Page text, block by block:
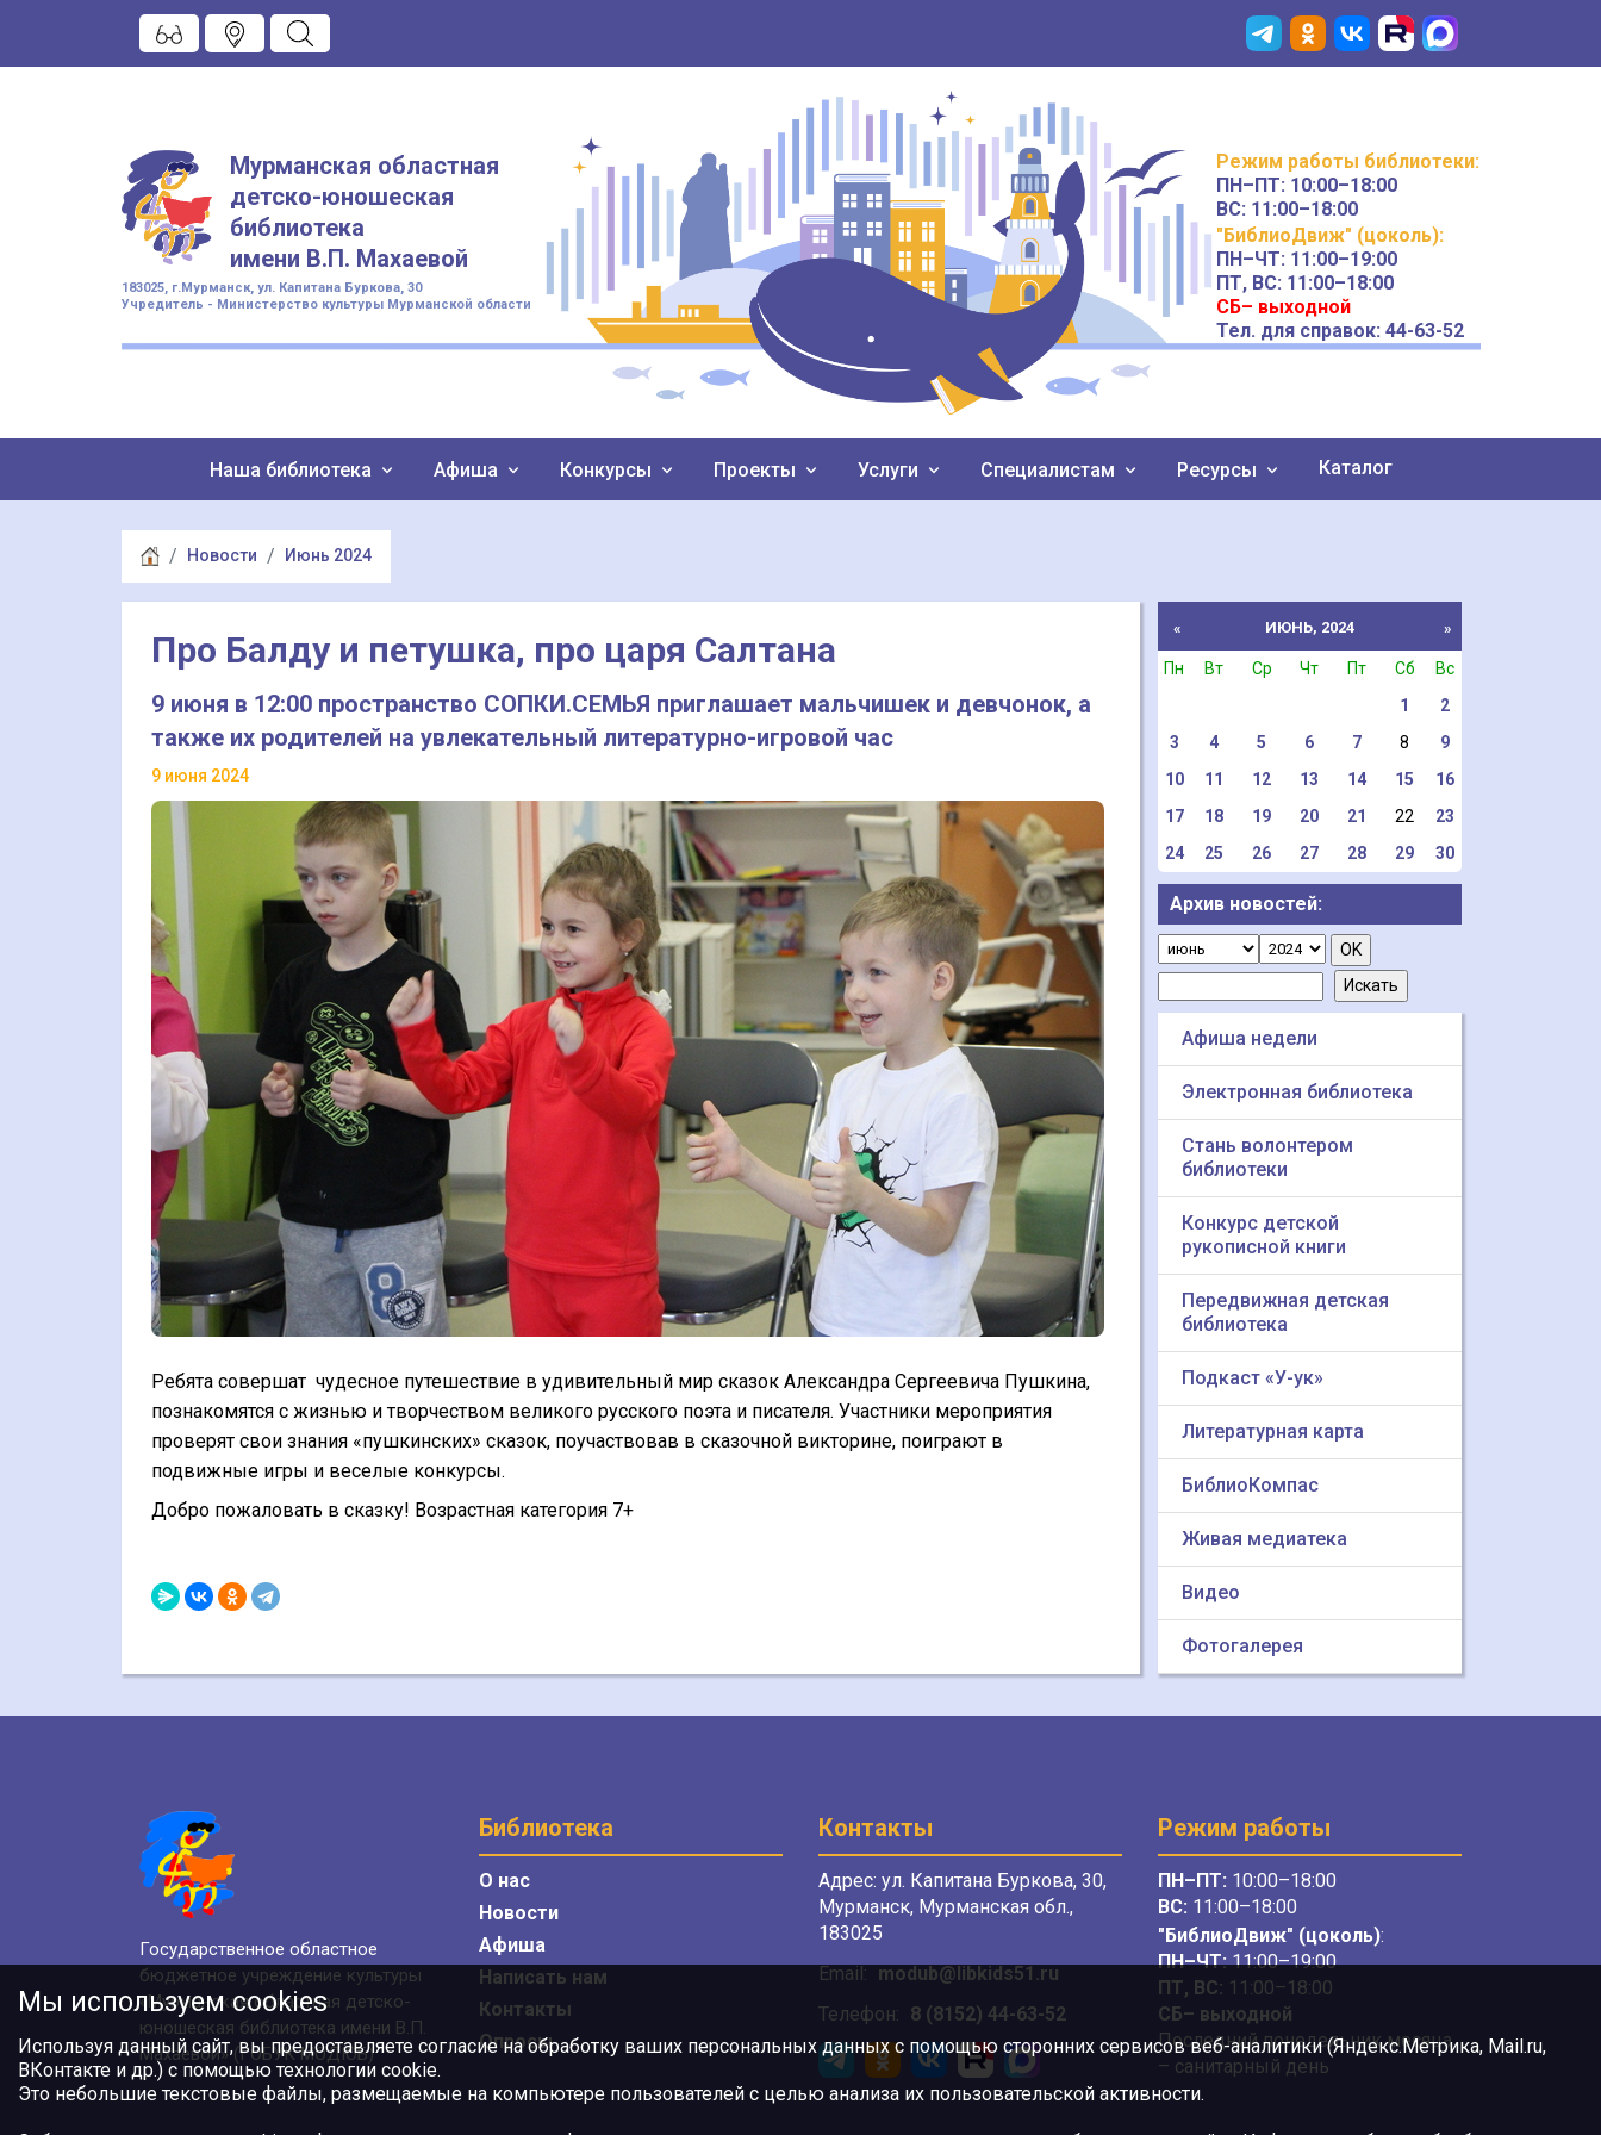
Мурманская областная
детско-юношеская
библиотека
имени В.П. Махаевой
183025, г.Мурманск, ул. Капитана Буркова, 30
Учредитель - Министерство культуры Мурманской области
Режим работы библиотеки:
ПН–ПТ: 10:00–18:00
ВС: 11:00–18:00
"БиблиоДвиж" (цоколь):
ПН–ЧТ: 11:00–19:00
ПТ, ВС: 11:00–18:00
СБ– выходной
Тел. для справок: 44-63-52
Наша библиотека Афиша Конкурсы Проекты Услуги Специалистам Ресурсы Каталог
Новости Июнь 2024
Про Балду и петушка, про царя Салтана
9 июня в 12:00 пространство СОПКИ.СЕМЬЯ приглашает мальчишек и девчонок, а
также их родителей на увлекательный литературно-игровой час
9 июня 2024
Ребята совершат чудесное путешествие в удивительный мир сказок Александра Сергеевича Пушкина,
познакомятся с жизнью и творчеством великого русского поэта и писателя. Участники мероприятия
проверят свои знания «пушкинских» сказок, поучаствовав в сказочной викторине, поиграют в
подвижные игры и веселые конкурсы.
Добро пожаловать в сказку! Возрастная категория 7+
« ИЮНЬ, 2024 »
Пн Вт Ср Чт Пт Сб
Вс
1
2
3
4 5 6 7 8
9
10
11 12 13 14 15
16
17
18 19 20 21 22
23
24
25 26 27 28 29 30
Архив новостей:
Афиша недели
Электронная библиотека
Стань волонтером
библиотеки
Конкурс детской
рукописной книги
Передвижная детская
библиотека
Подкаст «У-ук»
Литературная карта
БиблиоКомпас
Живая медиатека
Видео
Фотогалерея
Государственное областное
бюджетное учреждение культуры
«Мурманская областная детско-
юношеская библиотека имени В.П.
Махаевой» (ГОБУК МОДЮБ)
Библиотека
О нас
Новости
Афиша
Написать нам
Контакты
Опросы
Контакты
Адрес: ул. Капитана Буркова, 30,
Мурманск, Мурманская обл.,
183025
Email: modub@libkids51.ru
Телефон: 8 (8152) 44-63-52
Режим работы
ПН–ПТ: 10:00–18:00
ВС: 11:00–18:00
"БиблиоДвиж" (цоколь):
ПН–ЧТ:11:00–19:00
ПТ, ВС: 11:00–18:00
СБ– выходной
Последний понедельник месяца
– санитарный день
Мы используем cookies
Используя данный сайт, вы предоставляете согласие на обработку ваших персональных данных с помощью сторонних сервисов веб-аналитики (Яндекс.Метрика, Mail.ru,
ВКонтакте и др.) с помощью технологии cookie.
Это небольшие текстовые файлы, размещаемые на компьютере пользователей с целью анализа их пользовательской активности.